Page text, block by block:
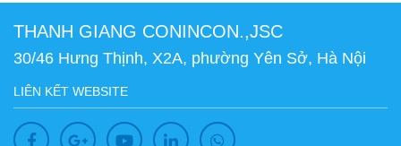
THANH GIANG CONINCON.,JSC
30/46 Hưng Thịnh, X2A, phường Yên Sở, Hà Nội
LIÊN KẾT WEBSITE